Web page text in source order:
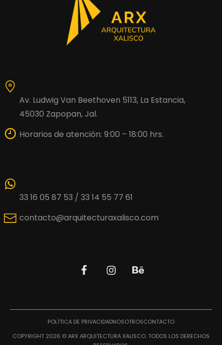
Av. Ludwig Van Beethoven 5113, La Estancia,
45030 Zapopan, Jal.
Horarios de atención: 9:00 – 18:00 hrs.
33 16 05 87 53 / 33 14 55 77 61
contacto@arquitecturaxalisco.com
COPYRIGHT 2026 © ARX ARQUITECTURA XALISCO. TODOS LOS DERECHOS
POLÍTICA DE PRIVACIDADNOSOTROSCONTACTO